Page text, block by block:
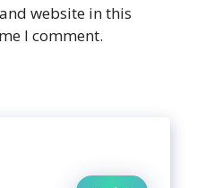
website in this
I comment.